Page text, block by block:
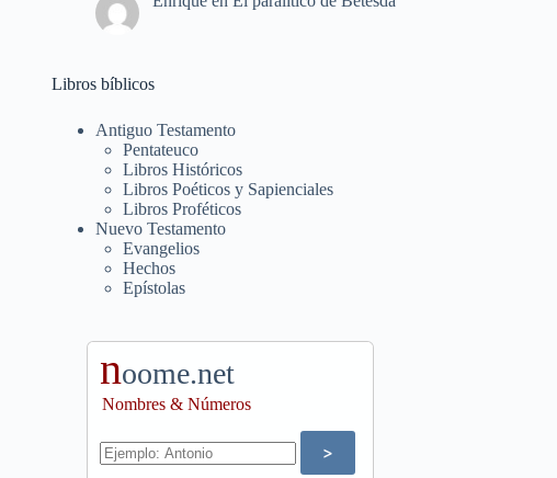
Libros bíblicos
Antiguo Testamento
Pentateuco
Libros Históricos
Libros Poéticos y Sapienciales
Libros Proféticos
Nuevo Testamento
Evangelios
Hechos
Epístolas
noome.net
Nombres & Números